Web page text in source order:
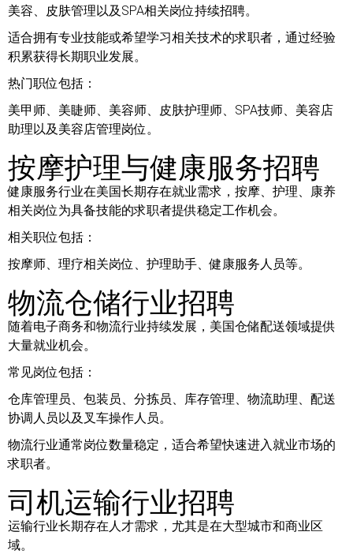
美容、皮肤管理以及SPA相关岗位持续招聘。
适合拥有专业技能或希望学习相关技术的求职者，通过经验
积累获得长期职业发展。
热门职位包括：
美甲师、美睫师、美容师、皮肤护理师、SPA技师、美容店
助理以及美容店管理岗位。
按摩护理与健康服务招聘
健康服务行业在美国长期存在就业需求，按摩、护理、康养
相关岗位为具备技能的求职者提供稳定工作机会。
相关职位包括：
按摩师、理疗相关岗位、护理助手、健康服务人员等。
物流仓储行业招聘
随着电子商务和物流行业持续发展，美国仓储配送领域提供
大量就业机会。
常见岗位包括：
仓库管理员、包装员、分拣员、库存管理、物流助理、配送
协调人员以及叉车操作人员。
物流行业通常岗位数量稳定，适合希望快速进入就业市场的
求职者。
司机运输行业招聘
运输行业长期存在人才需求，尤其是在大型城市和商业区
域。